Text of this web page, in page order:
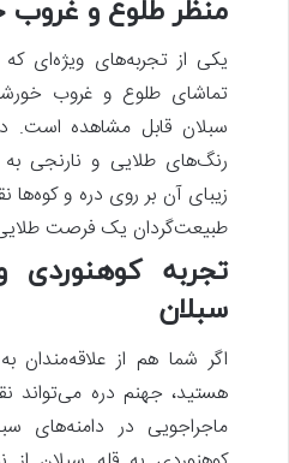
منظر طلوع و غروب
یکی از تجربه‌های ویژه‌ای
تماشای طلوع و غروب
سبلان قابل مشاهده است.
رنگ‌های طلایی و نارنجی
زیبای آن بر روی دره و
طبیعت‌گردان یک فرصت
تجربه
سبلان
اگر شما هم از علاقه‌مندان
هستید، جهنم دره
ماجراجویی در دامنه‌های